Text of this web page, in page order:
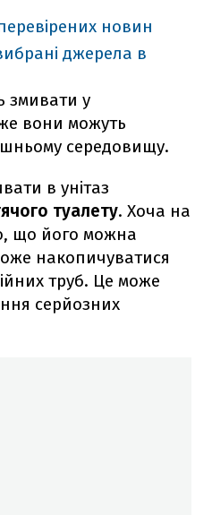
новин
джерела в
змивати у
вони можуть
середовищу.
в унітаз
туалету. Хоча на
що його можна
накопичуватися
труб. Це може
серйозних